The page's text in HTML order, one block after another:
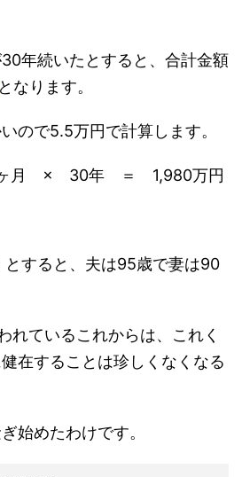
年続いたとすると、合計金額
となります。
ので5.5万円で計算します。
月 × 30年 ＝ 1,980万円
すると、夫は95歳で妻は90
れているこれからは、これく
在することは珍しくなくなる
始めたわけです。